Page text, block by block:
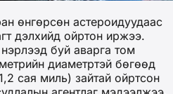
өнгөрсөн астероидуудаас
дэлхийд ойртон иржээ.
буй аварга том
диаметртэй бөгөөд
сая миль) зайтай ойртсон